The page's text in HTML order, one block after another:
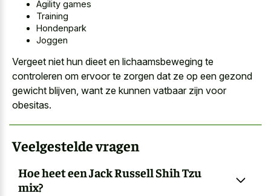
Agility games
Training
Hondenpark
Joggen
Vergeet niet hun dieet en lichaamsbeweging te
controleren om ervoor te zorgen dat ze op een gezond
gewicht blijven, want ze kunnen vatbaar zijn voor
obesitas.
Veelgestelde vragen
Hoe heet een Jack Russell Shih Tzu
mix?